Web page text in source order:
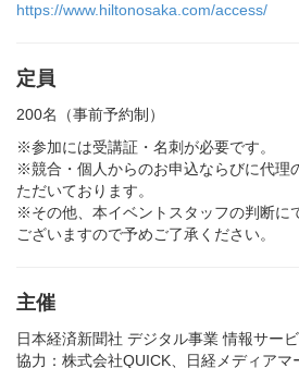
https://www.hiltonosaka.com/access/
定員
200名（事前予約制）
※参加には受講証・名刺が必要です。
※競合・個人からのお申込ならびに代理
ただいております。
※その他、本イベントスタッフの判断に
ございますので予めご了承ください。
主催
日本経済新聞社 デジタル事業 情報サー
協力：株式会社QUICK、日経メディアマ